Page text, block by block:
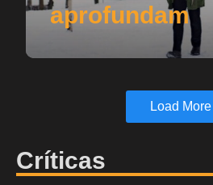
aprofundam
Load More
Críticas